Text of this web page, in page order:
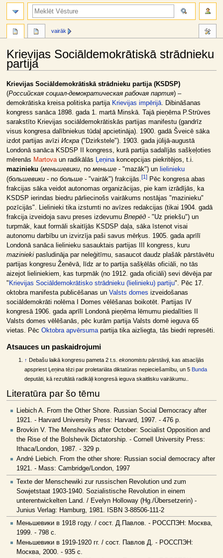
Krievijas Sociāldemokrātiskā strādnieku
partija
Jump
to
navigation
Jump
to
search
Krievijas Sociāldemokrātiskā strādnieku partija (KSDSP)
(Российская социал-демократическая рабочая партия) –
demokrātiska kreisa politiska partija Krievijas impērijā. Dibināšanas
kongress sanāca 1898. gada 1. martā Minskā. Tajā pieņēma P.Strūves
sarakstīto Krievijas sociāldemokrātiskās partijas manifestu (gandrīz
visus kongresa dalībniekus tūdaļ apcietināja). 1900. gadā Šveicē sāka
izdot partijas avīzi Искра("Dzirkstele"). 1903. gada jūlijā-augustā
Londonā sanāca KSDSP II kongress, kurā partija sadalījās sašķeļoties
mērenās Martovaun radikālās Ļeņinakoncepcijas piekritējos, t.i.
mazinieku (меньшевики, no меньше- "mazāk") un lielinieku
(большевики- no больше- "vairāk") frakcijās.[1]Pēc kongresa abas
frakcijas sāka veidot autonomas organizācijas, pie kam izrādījās, ka
KSDSP ierindas biedru pārliecinošs vairākums nostājas "mazinieku"
pozīcijās". Lielinieki tika izstumti no avīzes redakcijas (tikai 1904. gadā
frakcija izveidoja savu preses izdevumu Вперёд- "Uz priekšu") un
turpmāk, kaut formāli skaitījās KSDSP daļa, sāka īstenot visai
autonomu darbību un izvirzīja paši savus mērķus. 1905. gada aprīlī
Londonā sanāca lielinieku sasauktais partijas III kongress, kuru
maziniekipasludināja par neleģitīmu, sasaucot daudz plašāk pārstāvētu
partijas kongresu Ženēvā, līdz ar to partija sašķēlās oficiāli, no tās
aizejot lieliniekiem, kas turpmāk (no 1912. gada oficiāli) sevi dēvēja par
" Krievijas Sociāldemokrātisko strādnieku (lielinieku) partiju". Pēc 17.
oktobra manifesta publicēšanas un Valsts domes izveidošanas
sociāldemokrāti nolēma I Domes vēlēšanas boikotēt. Partijas IV
kongresā 1906. gada aprīlī Londonā pieņēma lēmumu piedalīties II
Valsts domes vēlēšanās, pēc kurām partija Valsts domē ieguva 65
vietas. Pēc Oktobra apvērsumapartija tika aizliegta, tās biedri represēti.
Atsauces un paskaidrojumi
↑ Debašu laikā kongresu pameta 2 t.s.ekonomistu pārstāvji, kas atsacījās
apspriest Ļeņina tēzi par proletariāta diktatūras nepieciešamību, un 5Bunda
deputāti, kā rezultātā radikāļi kongresā ieguva skaitlisku vairākumu..
Literatūra par šo tēmu
Liebich A. From the Other Shore. Russian Social Democracy after
1921. - Harvard University Press: Harvard, 1997. - 476 p.
Brovkin V. The Mensheviks after October: Socialist Opposition and
the Rise of the Bolshevik Dictatorship. - Cornell University Press:
Ithaca/London, 1987. - 329 p.
André Liebich. From the other shore: Russian social democracy after
1921. - Mass: Cambridge/London, 1997
Texte der Menschewiki zur russischen Revolution und zum
Sowjetstaat 1903-1940. Sozialistische Revolution in einem
unterentwickelten Land. / Evelyn Holloway (Hg./Übersetzerin) -
Junius Verlag: Hamburg, 1981. ISBN 3-88506-111-2
Меньшевики в 1918 году. / сост. Д.Павлов. - РОССПЭН: Москва,
1999. - 798 с.
Меньшевики в 1919-1920 гг. / сост. Павлов Д. - РОССПЭН:
Москва, 2000. - 935 с.
vairāk
meklēt